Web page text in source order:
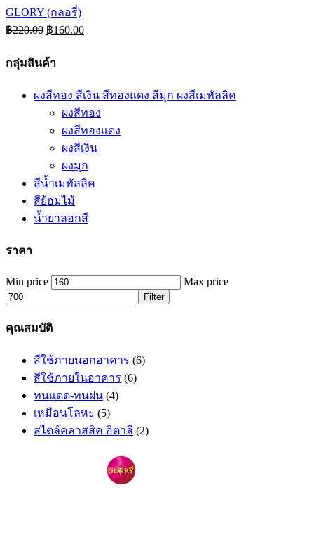
GLORY (กลอรี่)
฿220.00 ฿160.00
กลุ่มสินค้า
ผงสีทอง สีเงิน สีทองแดง สีมุก ผงสีเมทัลลิค
ผงสีทอง
ผงสีทองแดง
ผงสีเงิน
ผงมุก
สีน้ำเมทัลลิค
สีย้อมไม้
น้ำยาลอกสี
ราคา
Min price Max price
Filter
คุณสมบัติ
สีใช้ภายนอกอาคาร (6)
สีใช้ภายในอาคาร (6)
ทนแดด-ทนฝน (4)
เหมือนโลหะ (5)
สไตล์คลาสสิค อิตาลี (2)